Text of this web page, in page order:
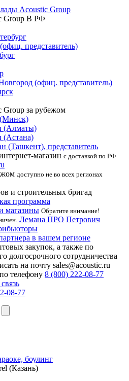
Acoustic Group
Group В РФ
представитель)
(офиц. представитель)
за рубежом
(Минск)
(Алматы)
(Астана)
(Ташкент), представитель
магазин с доставкой по РФ
доступно не во всех регионах
и строительных бригад
программа
магазины Обратите внимание!
Лемана ПРО Петрович
в вашем регионе
закупок, а также по
долгосрочного сотрудничества
на почту sales@acoustic.ru
телефону 8 (800) 222-08-77
08-77
боулинг
(Казань)